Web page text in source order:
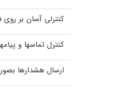
کنترلی آسان بر روی
کنترل تماسها و
ارسال هشدارها